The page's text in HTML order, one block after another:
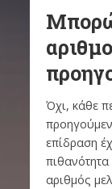
Όχι, κάθε
επίδραση
πιθανότητα
αριθμός